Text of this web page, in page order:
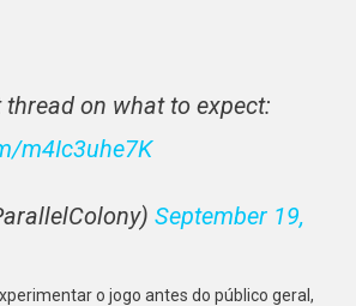
thread on what to expect:
m4Ic3uhe7K
September 19,
o jogo antes do público geral,